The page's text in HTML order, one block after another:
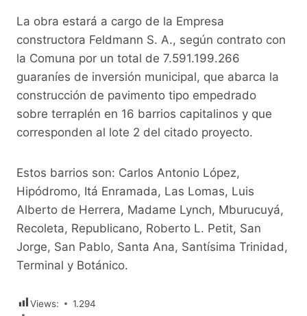
La obra estará a cargo de la Empresa
constructora Feldmann S. A., según contrato con
la Comuna por un total de 7.591.199.266
guaraníes de inversión municipal, que abarca la
construcción de pavimento tipo empedrado
sobre terraplén en 16 barrios capitalinos y que
corresponden al lote 2 del citado proyecto.
Estos barrios son: Carlos Antonio López,
Hipódromo, Itá Enramada, Las Lomas, Luis
Alberto de Herrera, Madame Lynch, Mburucuyá,
Recoleta, Republicano, Roberto L. Petit, San
Jorge, San Pablo, Santa Ana, Santísima Trinidad,
Terminal y Botánico.
Views: 1.294